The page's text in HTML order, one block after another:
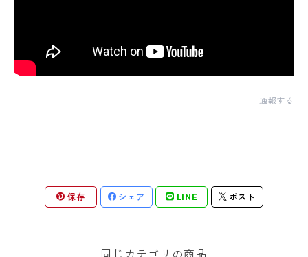
通報する
保存 シェア LINE ポスト
同じカテゴリの商品